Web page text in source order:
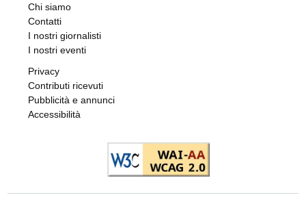
Chi siamo
Contatti
I nostri giornalisti
I nostri eventi
Privacy
Contributi ricevuti
Pubblicità e annunci
Accessibilità